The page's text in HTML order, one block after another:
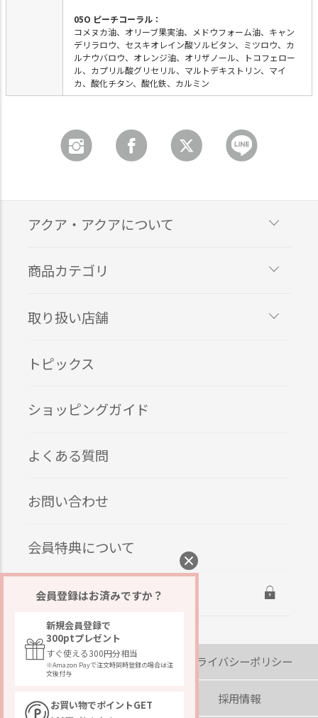
05O ピーチコーラル：
コメヌカ油、オリーブ果実油、メドウフォーム油、キャン
デリラロウ、セスキオレイン酸ソルビタン、ミツロウ、カ
ルナウバロウ、オレンジ油、オリザノール、トコフェロー
ル、カプリル酸グリセリル、マルトデキストリン、マイ
カ、酸化チタン、酸化鉄、カルミン
アクア・アクアについて
商品カテゴリ
取り扱い店舗
トピックス
ショッピングガイド
よくある質問
お問い合わせ
会員特典について
ログイン
会社概要 プライバシーポリシー
著作権・免責事項 採用情報
会員登録はお済みですか？
新規会員登録で
300ptプレゼント
すぐ使える300円分相当
※Amazon Payで注文時同時登録の場合は注
文後付与
お買い物でポイントGET